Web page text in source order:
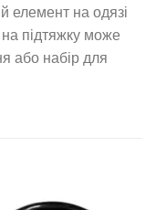
елемент на одязі
підтяжку може
або набір для